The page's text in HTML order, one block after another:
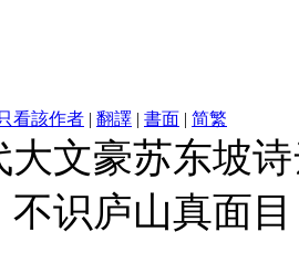
看該作者 | 翻譯 | 書面 | 简繁
大文豪苏东坡
不识庐山真面